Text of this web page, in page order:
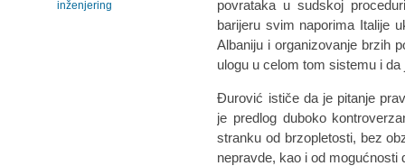
povrataka u sudskoj
barijeru svim naporima Italije
Albaniju i organizovanje brzih
ulogu u celom tom sistemu i
Đurović ističe da je pitanje
je predlog duboko
stranku od brzopletosti, bez
nepravde, kao i od mogućnosti